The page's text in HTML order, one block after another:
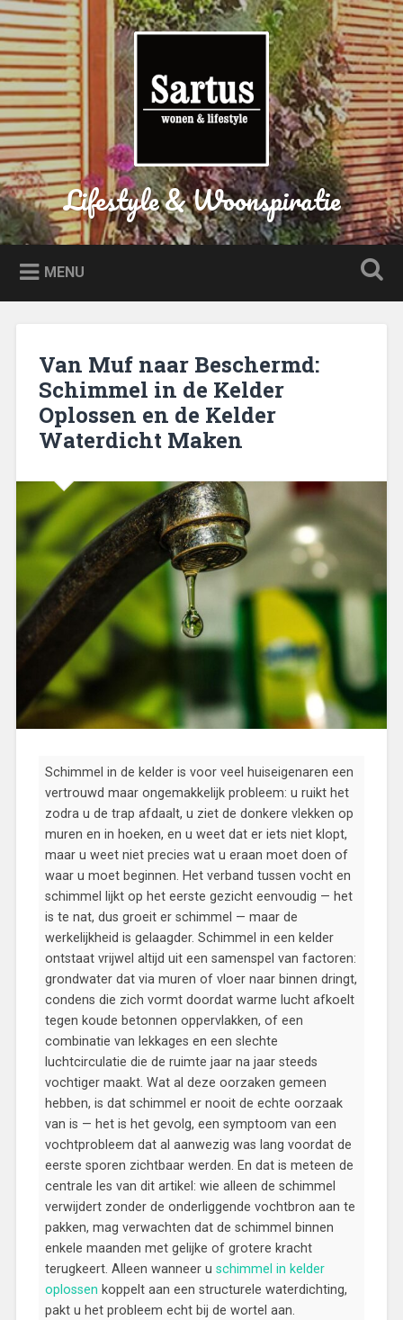
Naar
de
inhoud
springen
Zoeken
Lifestyle & Woonspiratie
MENU
Van Muf naar Beschermd:
Schimmel in de Kelder
Oplossen en de Kelder
Waterdicht Maken
Schimmel in de kelder is voor veel huiseigenaren een
vertrouwd maar ongemakkelijk probleem: u ruikt het
zodra u de trap afdaalt, u ziet de donkere vlekken op
muren en in hoeken, en u weet dat er iets niet klopt,
maar u weet niet precies wat u eraan moet doen of
waar u moet beginnen. Het verband tussen vocht en
schimmel lijkt op het eerste gezicht eenvoudig — het
is te nat, dus groeit er schimmel — maar de
werkelijkheid is gelaagder. Schimmel in een kelder
ontstaat vrijwel altijd uit een samenspel van factoren:
grondwater dat via muren of vloer naar binnen dringt,
condens die zich vormt doordat warme lucht afkoelt
tegen koude betonnen oppervlakken, of een
combinatie van lekkages en een slechte
luchtcirculatie die de ruimte jaar na jaar steeds
vochtiger maakt. Wat al deze oorzaken gemeen
hebben, is dat schimmel er nooit de echte oorzaak
van is — het is het gevolg, een symptoom van een
vochtprobleem dat al aanwezig was lang voordat de
eerste sporen zichtbaar werden. En dat is meteen de
centrale les van dit artikel: wie alleen de schimmel
verwijdert zonder de onderliggende vochtbron aan te
pakken, mag verwachten dat de schimmel binnen
enkele maanden met gelijke of grotere kracht
terugkeert. Alleen wanneer u schimmel in kelder
oplossen koppelt aan een structurele waterdichting,
pakt u het probleem echt bij de wortel aan.